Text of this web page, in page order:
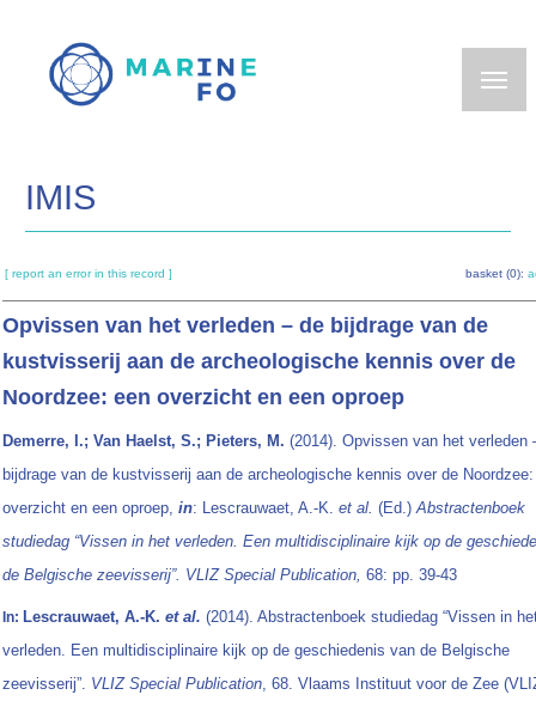
main
IMIS
[ report an error in this record ] basket (0):
Opvissen van het verleden – de bijdrage van de
kustvisserij aan de archeologische kennis over de
Noordzee: een overzicht en een oproep
Demerre, I.; Van Haelst, S.; Pieters, M. (2014). Opvissen van het verleden
bijdrage van de kustvisserij aan de archeologische kennis over de
overzicht en een oproep, in: Lescrauwaet, A.-K. et al. (Ed.)Abstractenboek
studiedag “Vissen in het verleden. Een multidisciplinaire kijk op de
de Belgische zeevisserij”. VLIZ Special Publication, 68: pp. 39-43
In: Lescrauwaet, A.-K. et al. (2014). Abstractenboek studiedag “Vissen in
verleden. Een multidisciplinaire kijk op de geschiedenis van de Belgische
zeevisserij”. VLIZ Special Publication, 68. Vlaams Instituut voor de Zee